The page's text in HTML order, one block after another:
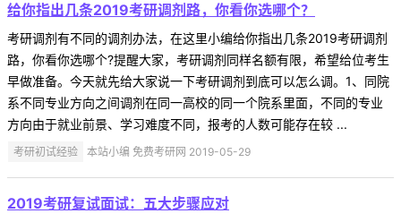
给你指出几条2019考研调剂路，你看你选哪个？
考研调剂有不同的调剂办法，在这里小编给你指出几条2019考研调剂
路，你看你选哪个?提醒大家，考研调剂同样名额有限，希望给位考生
早做准备。今天就先给大家说一下考研调剂到底可以怎么调。1、同院
系不同专业方向之间调剂在同一高校的同一个院系里面，不同的专业
方向由于就业前景、学习难度不同，报考的人数可能存在较 ...
考研初试经验 本站小编 免费考研网 2019-05-29
2019考研复试面试：五大步骤应对